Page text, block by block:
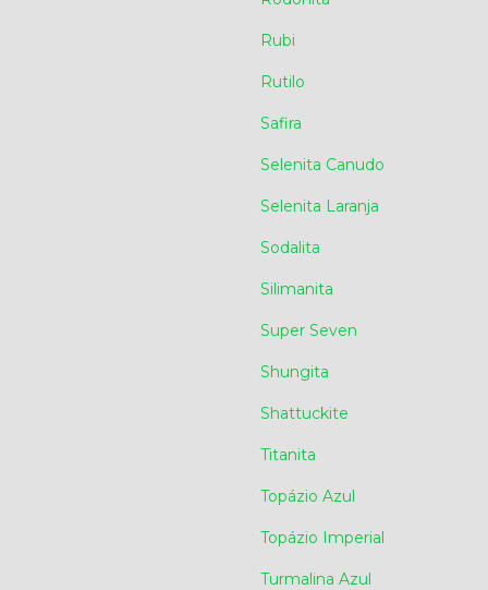
Rubi
Rutilo
Safira
Selenita Canudo
Selenita Laranja
Sodalita
Silimanita
Super Seven
Shungita
Shattuckite
Titanita
Topázio Azul
Topázio Imperial
Turmalina Azul